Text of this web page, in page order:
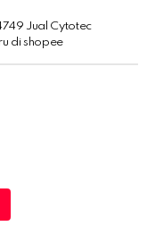
Jual Cytotec
di shopee